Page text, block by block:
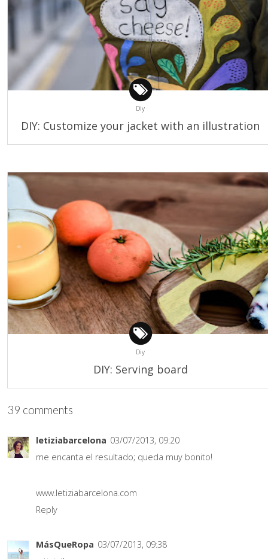
Diy
DIY: Customize your jacket with an illustration
Diy
DIY: Serving board
39 comments
letiziabarcelona 03/07/2013, 09:20
me encanta el resultado; queda muy bonito!
www.letiziabarcelona.com
Reply
MásQueRopa 03/07/2013, 09:38